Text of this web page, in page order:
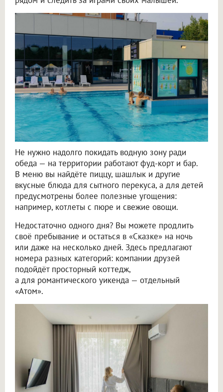
Не нужно надолго покидать водную зону ради
обеда — на территории работают фуд-корт и бар.
В меню вы найдёте пиццу, шашлык и другие
вкусные блюда для сытного перекуса, а для детей
предусмотрены более полезные угощения:
например, котлеты с пюре и свежие овощи.
Недостаточно одного дня? Вы можете продлить
своё пребывание и остаться в «Сказке» на ночь
или даже на несколько дней. Здесь предлагают
номера разных категорий: компании друзей
подойдёт просторный коттедж,
а для романтического уикенда — отдельный
«Атом».